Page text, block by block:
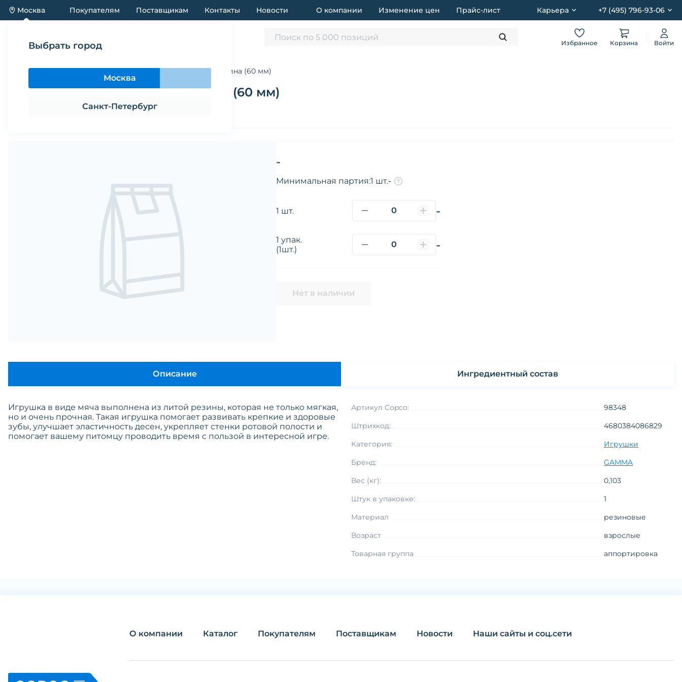
Москва
Выбрать город
Москва
Санкт-Петербург
Покупателям Поставщикам Контакты Новости О компании Изменение цен Прайс-лист Карьера +7 (495) 796-93-06
Поиск по 5 000 позиций
Избранное Корзина Войти
Каталог Игрушки Игрушка для собак GAMMA Мина (60 мм)
Игрушка для собак GAMMA Мина (60 мм)
В избранное
-
Минимальная партия:1 шт.-
1 шт. -
1 упак.
(1шт.)
-
Нет в наличии
Описание Ингредиентный состав
Игрушка в виде мяча выполнена из литой резины, которая не только мягкая,
но и очень прочная. Такая игрушка помогает развивать крепкие и здоровые
зубы, улучшает эластичность десен, укрепляет стенки ротовой полости и
помогает вашему питомцу проводить время с пользой в интересной игре.
Артикул Copco:
98348
Штрихкод:
4680384086829
Категория:
Игрушки
Бренд:
GAMMA
Вес (кг):
0,103
Штук в упаковке:
1
Материал
резиновые
Возраст
взрослые
Товарная группа
аппортировка
О компании Каталог Покупателям Поставщикам Новости Наши сайты и соц.сети